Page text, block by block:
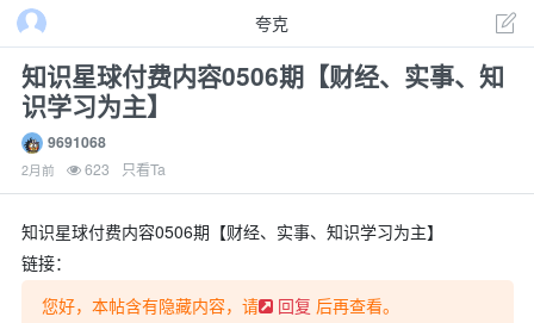
夸克
知识星球付费内容0506期【财经、实事、知
识学习为主】
9691068
2月前 623 只看Ta
知识星球付费内容0506期【财经、实事、知识学习为主】
链接：
您好，本帖含有隐藏内容，请
回复 后再查看。